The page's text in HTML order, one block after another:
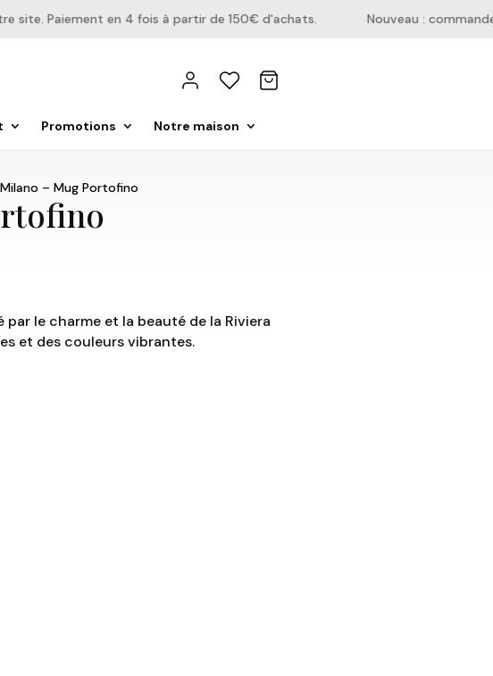
site. Paiement en 4 fois à partir de 150€ d'achats. Nouveau :
Promotions Notre maison
– Mug Portofino
le charme et la beauté de la Riviera
et des couleurs vibrantes.